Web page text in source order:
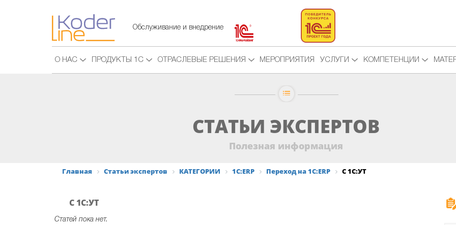
Обслуживание и внедрение
О НАС ПРОДУКТЫ 1С ОТРАСЛЕВЫЕ РЕШЕНИЯ МЕРОПРИЯТИЯ УСЛУГИ КОМПЕТЕНЦИИ
СТАТЬИ ЭКСПЕРТОВ
Полезная информация
Главная Статьи экспертов КАТЕГОРИИ 1С:ERP Переход на 1С:ERP С 1С:УТ
С 1С:УТ
Статей пока нет.